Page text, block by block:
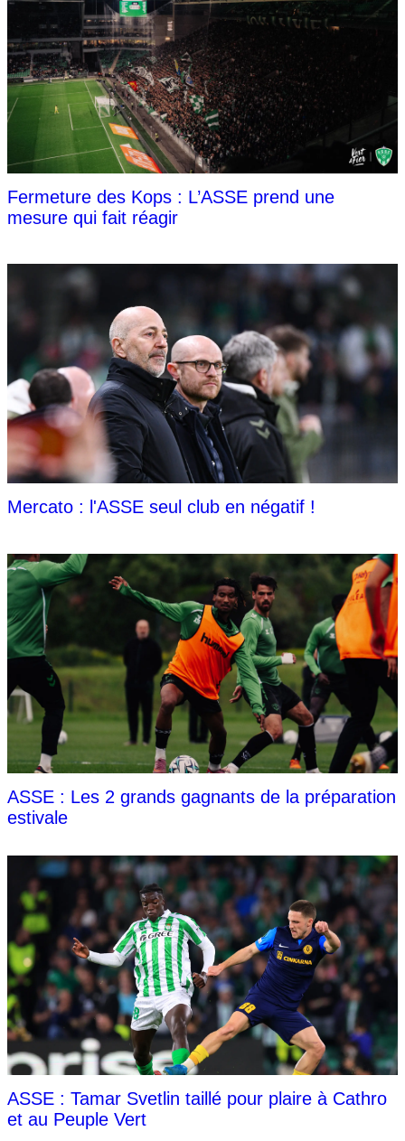
Fermeture des Kops : L’ASSE prend une
mesure qui fait réagir
Mercato : l'ASSE seul club en négatif !
ASSE : Les 2 grands gagnants de la préparation
estivale
ASSE : Tamar Svetlin taillé pour plaire à Cathro
et au Peuple Vert